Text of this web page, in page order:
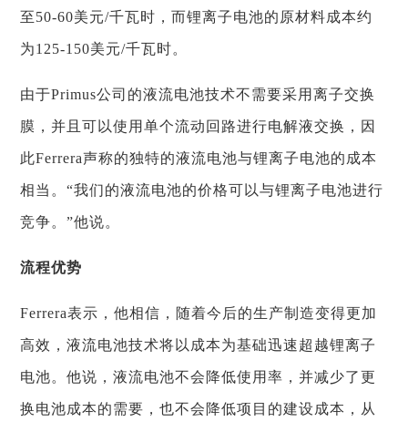
至50-60美元/千瓦时，而锂离子电池的原材料成本约
为125-150美元/千瓦时。
由于Primus公司的液流电池技术不需要采用离子交换
膜，并且可以使用单个流动回路进行电解液交换，因
此Ferrera声称的独特的液流电池与锂离子电池的成本
相当。“我们的液流电池的价格可以与锂离子电池进行
竞争。”他说。
流程优势
Ferrera表示，他相信，随着今后的生产制造变得更加
高效，液流电池技术将以成本为基础迅速超越锂离子
电池。他说，液流电池不会降低使用率，并减少了更
换电池成本的需要，也不会降低项目的建设成本，从